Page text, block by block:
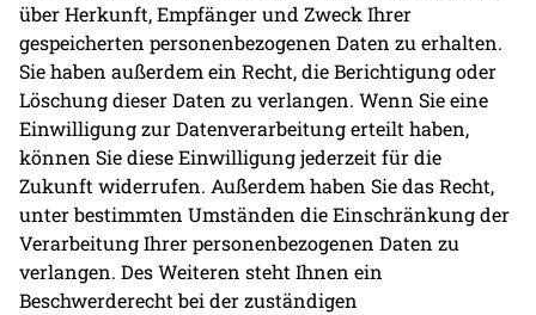
über Herkunft, Empfänger und Zweck Ihrer
gespeicherten personenbezogenen Daten zu erhalten.
Sie haben außerdem ein Recht, die Berichtigung oder
Löschung dieser Daten zu verlangen. Wenn Sie eine
Einwilligung zur Datenverarbeitung erteilt haben,
können Sie diese Einwilligung jederzeit für die
Zukunft widerrufen. Außerdem haben Sie das Recht,
unter bestimmten Umständen die Einschränkung der
Verarbeitung Ihrer personenbezogenen Daten zu
verlangen. Des Weiteren steht Ihnen ein
Beschwerderecht bei der zuständigen